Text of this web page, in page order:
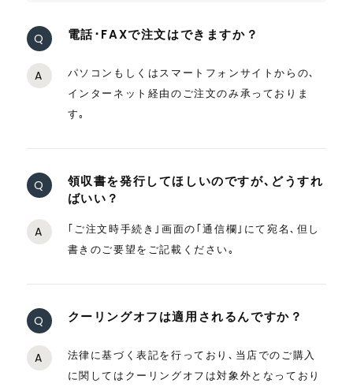
Q 電話･FAXで注文はできますか？
A
パソコンもしくはスマートフォンサイトからの､
インターネット経由のご注文のみ承っておりま
す｡
Q
領収書を発行してほしいのですが､どうすれ
ばいい？
A
｢ご注文時手続き｣画面の｢通信欄｣にて宛名､但し
書きのご要望をご記載ください｡
Q クーリングオフは適用されるんですか？
A
法律に基づく表記を行っており､当店でのご購入
に関してはクーリングオフは対象外となっており